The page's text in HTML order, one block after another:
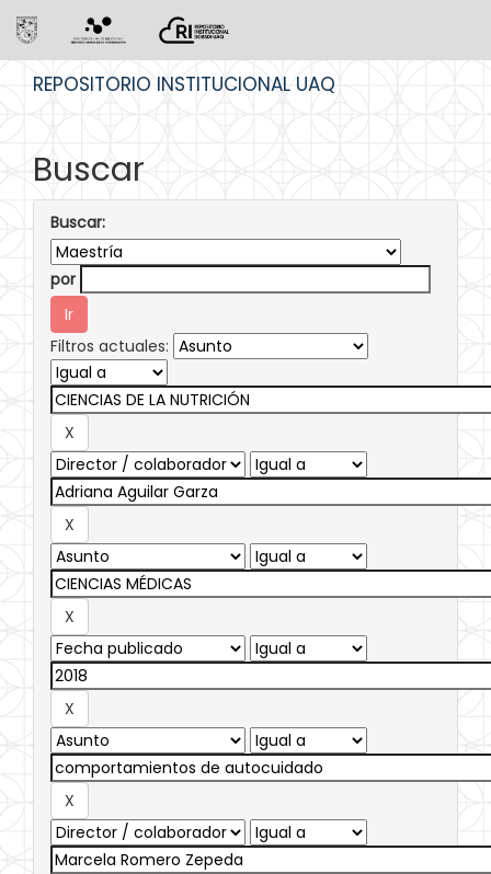
REPOSITORIO INSTITUCIONAL UAQ
Buscar
Buscar:
por
Filtros actuales: